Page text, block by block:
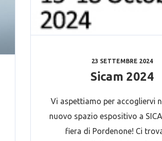
23 SETTEMBRE 2024
Sicam 2024
Vi aspettiamo per accogliervi
nuovo spazio espositivo a
fiera di Pordenone! Ci